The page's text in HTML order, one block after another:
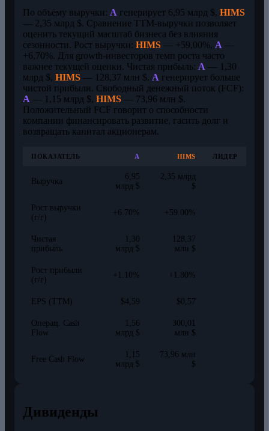
По объёму выручки: A генерирует 6,95 млрд $, HIMS
— 2,35 млрд $. Сравнение TTM-выручки позволяет
оценить текущий масштаб бизнеса без влияния
сезонности. Рост выручки: HIMS — +59,00%, A —
+6,70%. Для growth-инвесторов темп роста часто
важнее текущей оценки. Чистая прибыль: A — 1,30
млрд $, HIMS — 128,37 млн $. A генерирует больше
чистой прибыли. Свободный денежный поток (FCF):
A — 1,15 млрд $, HIMS — 73,96 млн $.
Положительный FCF говорит о способности
компании финансировать развитие, гасить долг и
возвращать капитал акционерам.
ПОКАЗАТЕЛЬ A HIMS ЛИДЕР
Выручка
6,95
млрд $
2,35 млрд
$
Рост выручки
(г/г)
+6.70% +59.00%
Чистая
прибыль
1,30
млрд $
128,37
млн $
Рост прибыли
(г/г)
+1.10% +1.80%
EPS (TTM) $4,59 $0,57
Операц. Cash
Flow
1,56
млрд $
300,01
млн $
Free Cash Flow
1,15
млрд $
73,96 млн
$
Дивиденды